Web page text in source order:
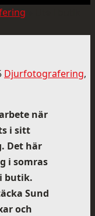
Djurfotografering,
när
i sitt
Det här
i somras
butik.
Sund
och